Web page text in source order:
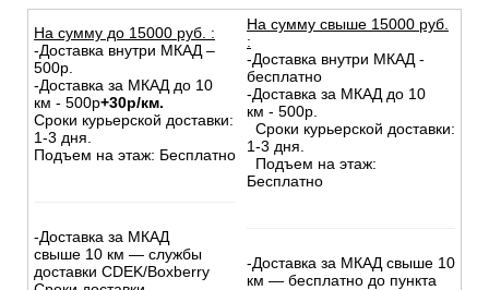
На сумму до 15000 руб. :
-Доставка внутри МКАД –
500р.
-Доставка за МКАД до 10
км - 500р+30р/км.
Сроки курьерской доставки:
1-3 дня.
Подъем на этаж: Бесплатно
-Доставка за МКАД
свыше 10 км — службы
доставки CDEK/Boxberry
На сумму свыше 15000 руб.
:
-Доставка внутри МКАД -
бесплатно
-Доставка за МКАД до 10
км - 500р.
Сроки курьерской доставки:
1-3 дня.
Подъем на этаж:
Бесплатно
-Доставка за МКАД свыше 10
км — бесплатно до пункта